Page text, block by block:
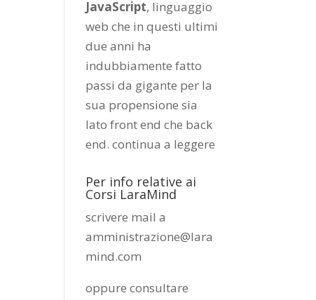
JavaScript, linguaggio
web che in questi ultimi
due anni ha
indubbiamente fatto
passi da gigante per la
sua propensione sia
lato front end che back
end.continua a leggere
Per info relative ai
Corsi LaraMind
scrivere mail a
amministrazione@lara
mind.com
oppure consultare